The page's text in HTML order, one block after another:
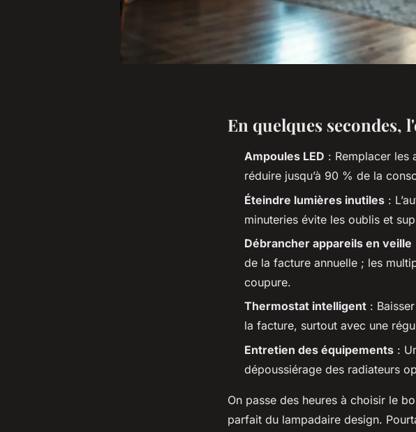
En quelques secondes,
Ampoules LED : Remplacer les
réduire jusqu’à 90 % de la
Éteindre lumières inutiles :
minuteries évite les oublis et
Débrancher appareils en veille
de la facture annuelle ; les
coupure.
Thermostat intelligent :
la facture, surtout avec une
Entretien des équipements :
dépoussiérage des radiateurs
On passe des heures à choisir le
parfait du lampadaire design.